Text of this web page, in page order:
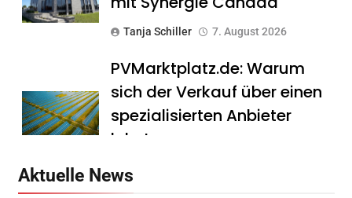
Tanja Schiller 7. August 2026
PVMarktplatz.de: Warum
sich der Verkauf über einen
spezialisierten Anbieter
lohnt
Aktuelle News